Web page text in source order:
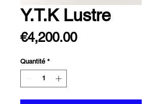
Y.T.K Lustre
€4,200.00Prix
Quantité *